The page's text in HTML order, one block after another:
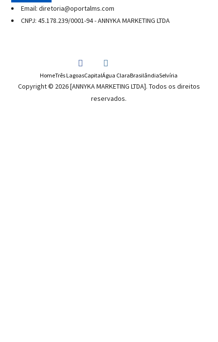
Email: diretoria@oportalms.com
CNPJ: 45.178.239/0001-94 - ANNYKA MARKETING LTDA
HomeTrês LagoasCapitalÁgua ClaraBrasilândiaSelvíria
Copyright © 2026 [ANNYKA MARKETING LTDA]. Todos os direitos
reservados.